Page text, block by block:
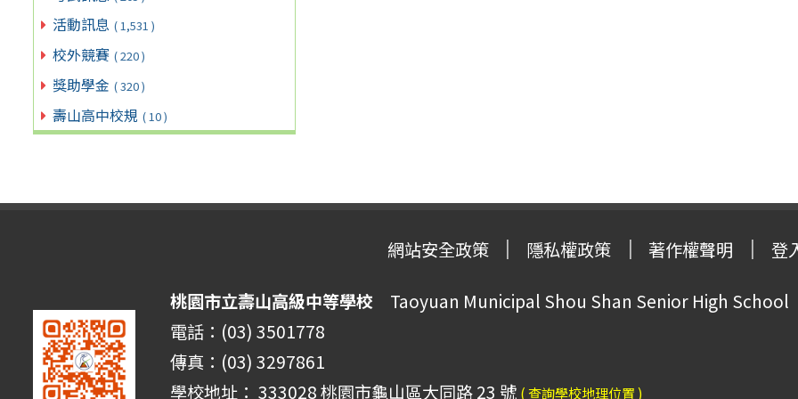
活動訊息 ( 1,531 )
校外競賽 ( 220 )
獎助學金 ( 320 )
壽山高中校規 ( 10 )
網站安全政策 隱私權政策 著作權聲明 登
桃園市立壽山高級中等學校 Taoyuan Municipal Shou Shan Senior High School
電話：(03) 3501778
傳真：(03) 3297861
學校地址： 333028 桃園市龜山區大同路 23 號 ( 查詢學校地理位置 )